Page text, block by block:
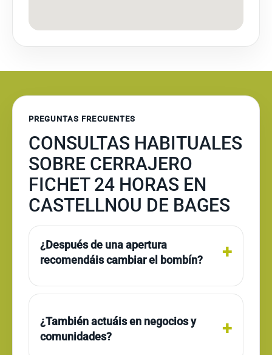
PREGUNTAS FRECUENTES
CONSULTAS HABITUALES
SOBRE CERRAJERO
FICHET 24 HORAS EN
CASTELLNOU DE BAGES
¿Después de una apertura
recomendáis cambiar el bombín?
¿También actuáis en negocios y
comunidades?